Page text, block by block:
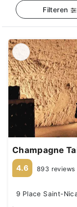
Filteren
Champagne
4.6 893 reviews
9 Place Saint-